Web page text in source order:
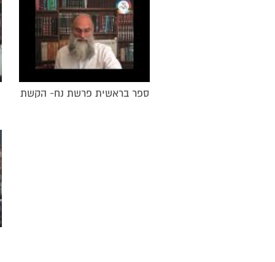
ספר בראשית פרשת נח- הקשת